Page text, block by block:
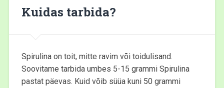
Kuidas tarbida?
Spirulina on toit, mitte ravim või toidulisand.
Soovitame tarbida umbes 5-15 grammi Spirulina
pastat päevas. Kuid võib süüa kuni 50 grammi